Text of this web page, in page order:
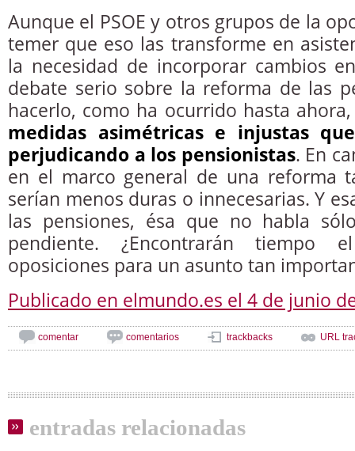
Aunque el PSOE y otros grupos de la
temer que eso las transforme en
la necesidad de incorporar cambios
debate serio sobre la reforma de las
hacerlo, como ha ocurrido hasta
medidas asimétricas e injustas
perjudicando a los pensionistas. En
en el marco general de una reforma
serían menos duras o innecesarias. Y
las pensiones, ésa que no habla
pendiente. ¿Encontrarán
oposiciones para un asunto tan
Publicado en elmundo.es el 4 de junio
comentar comentarios trackbacks URL
entradas relacionadas